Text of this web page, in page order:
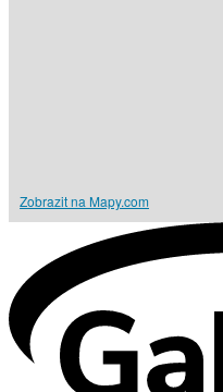
Zobrazit na Mapy.com